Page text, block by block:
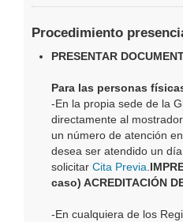
Procedimiento
PRESENTAR
Para las personas
-En la propia sede de la
directamente al
un número de atención
desea ser atendido un
solicitar Cita Previa.
caso) ACREDITACIÓN
-En cualquiera de los